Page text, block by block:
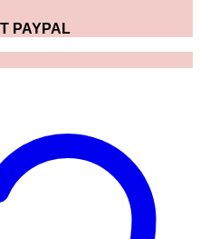
PAYPAL